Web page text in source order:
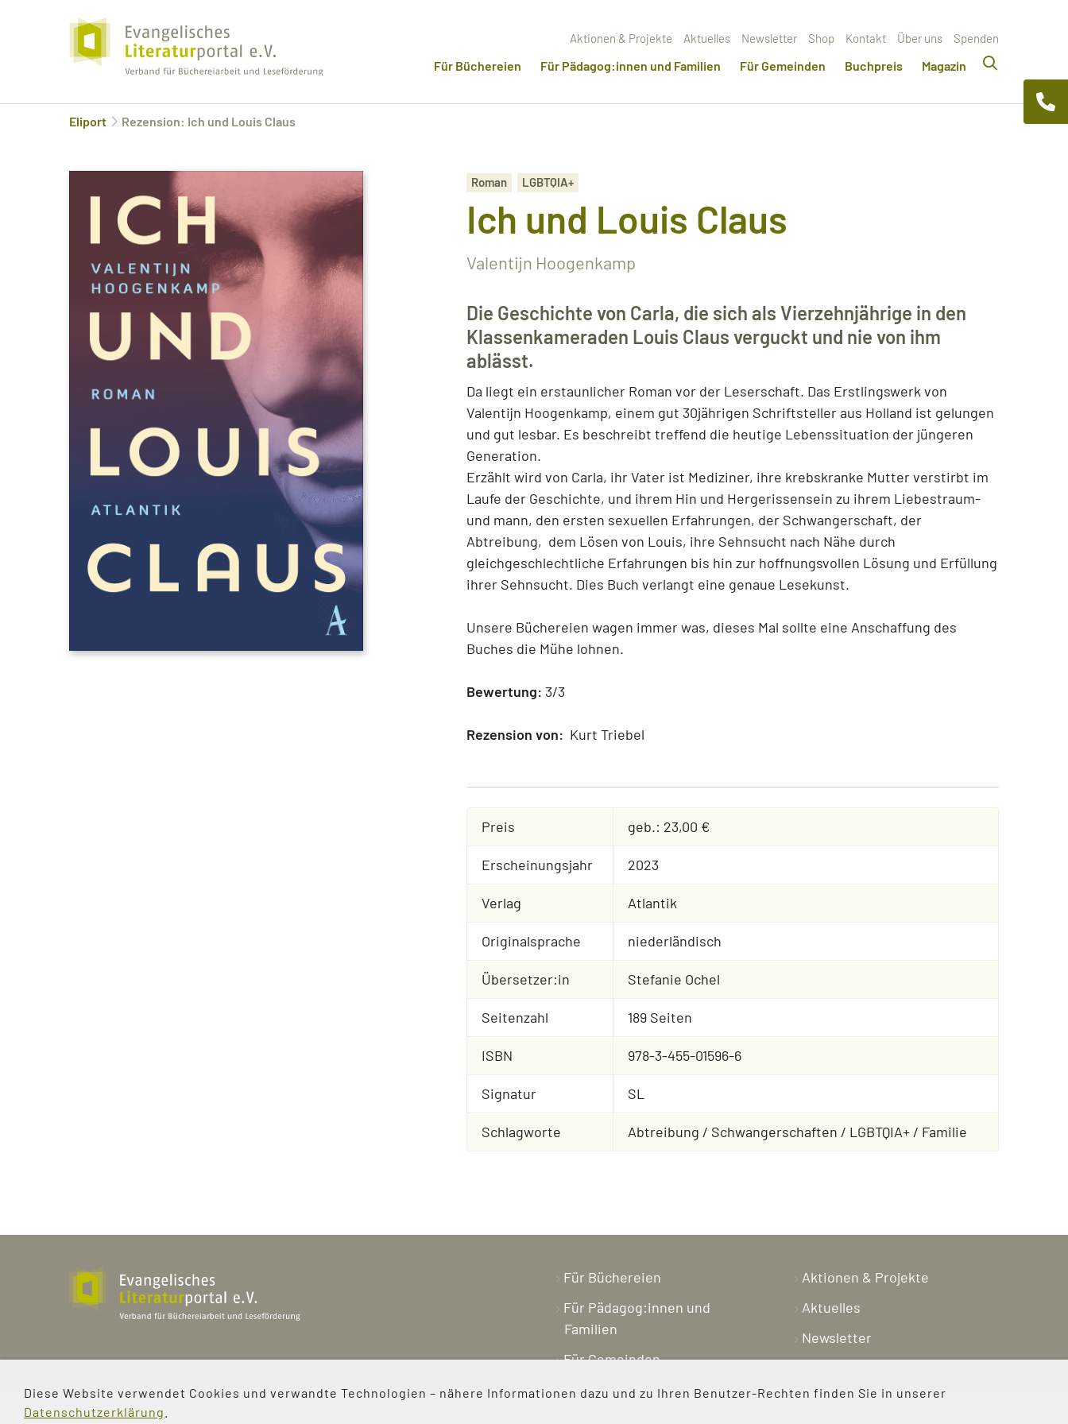
Diese Website verwendet Cookies und verwandte Technologien – nähere Informationen dazu und zu Ihren Benutzer-Rechten finden Sie in unserer
Datenschutzerklärung
Aktionen & Projekte Aktuelles Newsletter Shop Kontakt Über uns Spenden
Für Büchereien Für Pädagog:innen und Familien Für Gemeinden Buchpreis Magazin
Eliport Rezension: Ich und Louis Claus
Roman LGBTQIA+
Ich und Louis Claus
Valentijn Hoogenkamp
Die Geschichte von Carla, die sich als Vierzehnjährige in den
Klassenkameraden Louis Claus verguckt und nie von ihm
ablässt.
Da liegt ein erstaunlicher Roman vor der Leserschaft. Das Erstlingswerk von
Valentijn Hoogenkamp, einem gut 30jährigen Schriftsteller aus Holland ist gelungen
und gut lesbar. Es beschreibt treffend die heutige Lebenssituation der jüngeren
Generation.
Erzählt wird von Carla, ihr Vater ist Mediziner, ihre krebskranke Mutter verstirbt im
Laufe der Geschichte, und ihrem Hin und Hergerissensein zu ihrem Liebestraum-
und mann, den ersten sexuellen Erfahrungen, der Schwangerschaft, der
Abtreibung, dem Lösen von Louis, ihre Sehnsucht nach Nähe durch
gleichgeschlechtliche Erfahrungen bis hin zur hoffnungsvollen Lösung und Erfüllung
ihrer Sehnsucht. Dies Buch verlangt eine genaue Lesekunst.
Unsere Büchereien wagen immer was, dieses Mal sollte eine Anschaffung des
Buches die Mühe lohnen.
Bewertung: 3/3
Rezension von: Kurt Triebel
Preis geb.: 23,00 €
Erscheinungsjahr 2023
Verlag Atlantik
Originalsprache niederländisch
Übersetzer:in Stefanie Ochel
Seitenzahl 189 Seiten
ISBN 978-3-455-01596-6
Signatur SL
Schlagworte Abtreibung / Schwangerschaften / LGBTQIA+ / Familie
Bürgerstraße 2a
37073 Göttingen
Für Büchereien
Für Pädagog:innen und
Familien
Für Gemeinden
Buchpreis
Aktionen & Projekte
Aktuelles
Newsletter
Kontakt